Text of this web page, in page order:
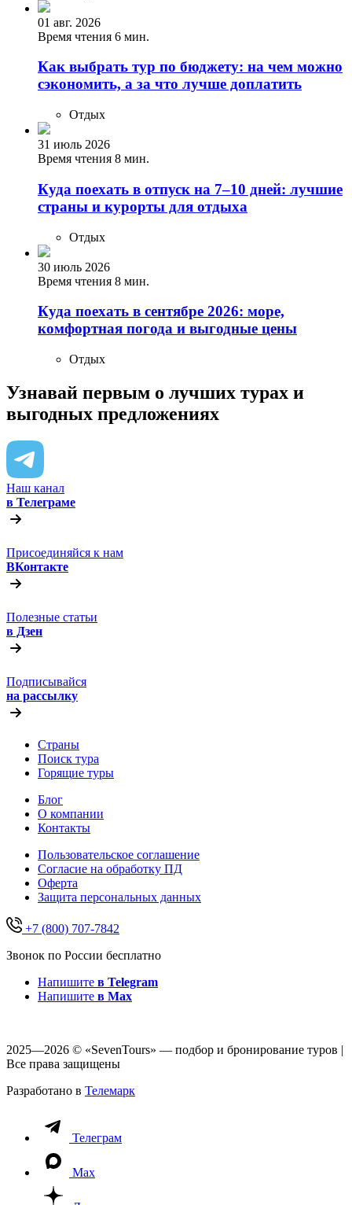
01 авг. 2026
Время чтения 6 мин.
Как выбрать тур по бюджету: на чем можно
сэкономить, а за что лучше доплатить
Отдых
31 июль 2026
Время чтения 8 мин.
Куда поехать в отпуск на 7–10 дней: лучшие
страны и курорты для отдыха
Отдых
30 июль 2026
Время чтения 8 мин.
Куда поехать в сентябре 2026: море,
комфортная погода и выгодные цены
Отдых
Узнавай первым о лучших турах и
выгодных предложениях
Наш канал
в Телеграме
Присоединяйся к нам
ВКонтакте
Полезные статьи
в Дзен
Подписывайся
на рассылку
Страны
Поиск тура
Горящие туры
Блог
О компании
Контакты
Пользовательское соглашение
Согласие на обработку ПД
Оферта
Защитa персональных данных
+7 (800) 707-7842
Звонок по России бесплатно
Напишите в Telegram
Напишите в Max
2025—2026 © «SevenTours» — подбор и бронирование туров |
Все права защищены
Разработано в Телемарк
Телеграм
Max